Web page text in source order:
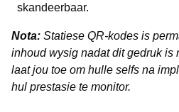
skandeerbaar.
Nota: Statiese QR-kodes is
inhoud wysig nadat dit gedruk is
laat jou toe om hulle selfs na
hul prestasie te monitor.